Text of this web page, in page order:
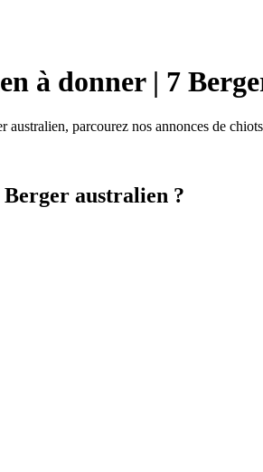
à donner | 7
australien, parcourez nos annonces de
australien ?